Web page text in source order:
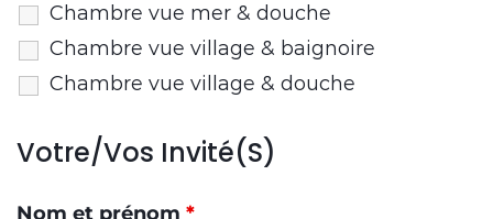
Chambre vue mer & douche
Chambre vue village & baignoire
Chambre vue village & douche
Votre/vos Invité(s)
Nom et prénom *